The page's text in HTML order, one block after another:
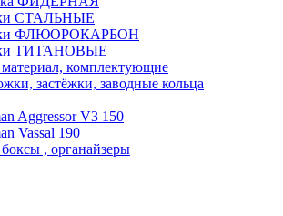
СТАЛЬНЫЕ
ФЛЮОРОКАРБОН
ТИТАНОВЫЕ
комплектующие
застёжки, заводные кольца
Aggressor V3 150
Vassal 190
, органайзеры